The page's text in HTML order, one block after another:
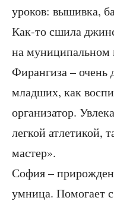
уроков: вышивка,
Как-то сшила
на муниципальном
Фирангиза – очень
младших, как
организатор.
легкой атлетикой,
мастер».
София –
умница. Помогает